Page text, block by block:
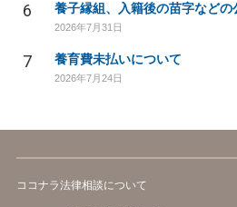
6 養子縁組、入籍後の苗字などの
2026年7月31日
7 養育費未払いについて
2026年7月24日
ココナラ法律相談について